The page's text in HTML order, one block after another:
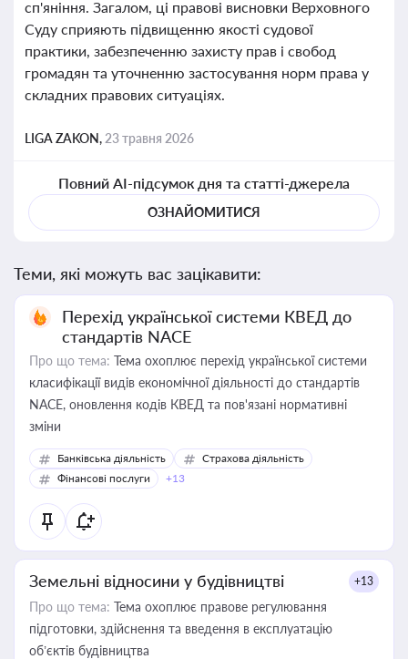
сп'яніння. Загалом, ці правові висновки Верховного
Суду сприяють підвищенню якості судової
практики, забезпеченню захисту прав і свобод
громадян та уточненню застосування норм права у
складних правових ситуаціях.
LIGA ZAKON, 23 травня 2026
Повний AI-підсумок дня та статті-джерела
ОЗНАЙОМИТИСЯ
Теми, які можуть вас зацікавити:
Перехід української системи КВЕД до
стандартів NACE
Про що тема: Тема охоплює перехід української системи
класифікації видів економічної діяльності до стандартів
NACE, оновлення кодів КВЕД та пов'язані нормативні
зміни
Банківська діяльність
Страхова діяльність
Фінансові послуги
+13
Земельні відносини у будівництві +13
Про що тема: Тема охоплює правове регулювання
підготовки, здійснення та введення в експлуатацію
об’єктів будівництва